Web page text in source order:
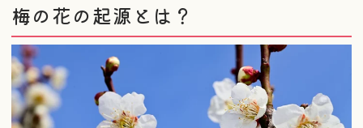
梅の花の起源とは？